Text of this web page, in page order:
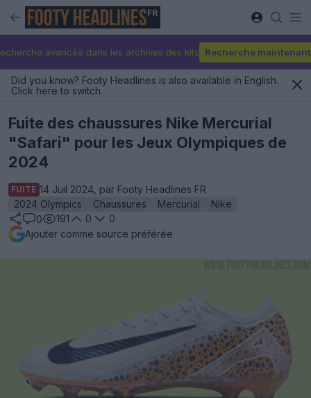
FR
avancée dans les archives des kits Recherche maintenant
Did you know? Footy Headlines is also available in English.
Click here to switch.
Fuite des chaussures Nike Mercurial
"Safari" pour les Jeux Olympiques de
2024
FUITE 14 Juil 2024, par Footy Headlines FR
2024 Olympics
Chaussures Mercurial
Nike
0
191 0
0
Ajouter comme source préférée